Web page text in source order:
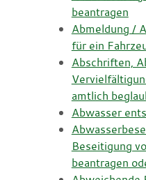
beantragen
Abmeldung /
für ein
Abschriften,
amtlich
Abwasser
Beseitigung
beantragen